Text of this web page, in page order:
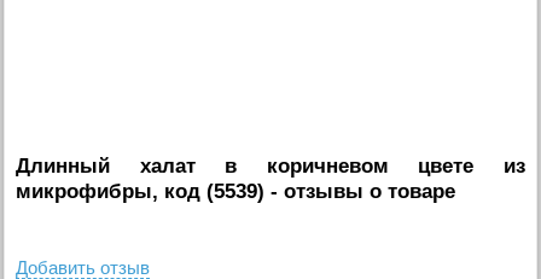
Длинный халат в коричневом цвете из
микрофибры, код (5539) - отзывы о товаре
Добавить отзыв